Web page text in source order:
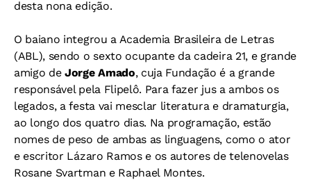
desta nona edição.
O baiano integrou a Academia Brasileira de Letras
(ABL), sendo o sexto ocupante da cadeira 21, e grande
amigo deJorge Amado, cuja Fundação é a grande
responsável pela Flipelô. Para fazer jus a ambos os
legados, a festa vai mesclar literatura e dramaturgia,
ao longo dos quatro dias. Na programação, estão
nomes de peso de ambas as linguagens, como o ator
e escritor Lázaro Ramos e os autores de telenovelas
Rosane Svartman e Raphael Montes.